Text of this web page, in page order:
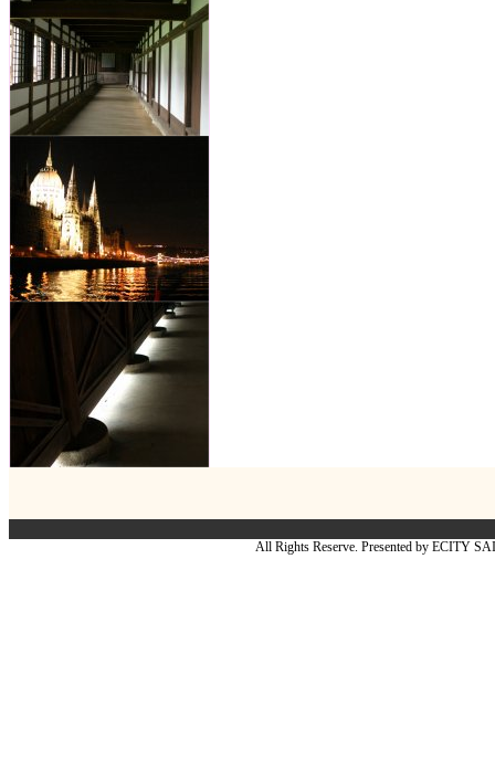
All Rights Reserve. Presented by ECITY